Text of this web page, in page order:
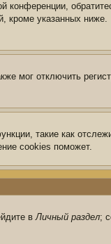
кроме указанных ниже.
мог отключить
такие как
cookies поможет.
вЛичный раздел;